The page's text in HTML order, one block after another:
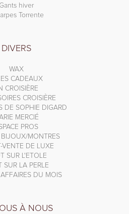
Gants hiver
Torrente
DIVERS
WAX
CADEAUX
CROISIÈRE
CROISIÈRE
DE SOPHIE DIGARD
MERCIÉ
PROS
MONTRES
VENTE DE LUXE
SUR L'ETOLE
SUR LA PERLE
DU MOIS
À NOUS